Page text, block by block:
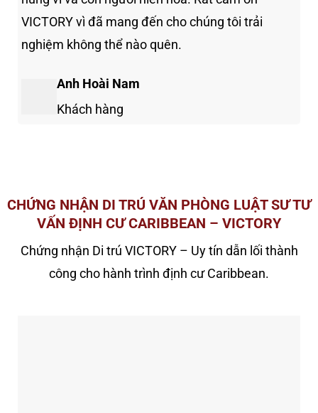
VICTORY vì đã mang đến cho chúng tôi trải
nghiệm không thể nào quên.
Anh Hoài Nam
Khách hàng
CHỨNG NHẬN DI TRÚ VĂN PHÒNG LUẬT SƯ TƯ
VẤN ĐỊNH CƯ CARIBBEAN – VICTORY
Chứng nhận Di trú VICTORY – Uy tín dẫn lối thành
công cho hành trình định cư Caribbean.